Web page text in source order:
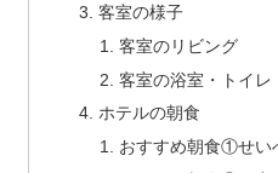
客室の様子
客室のリビング
客室の浴室・トイレ
ホテルの朝食
おすすめ朝食①せい